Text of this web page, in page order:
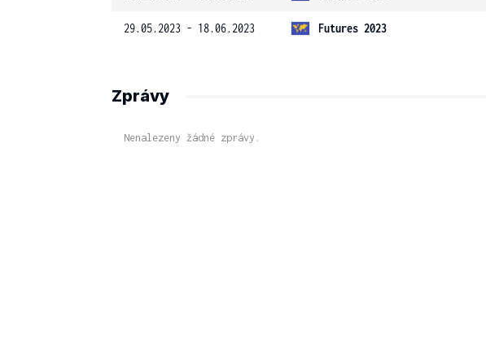
29.05.2023 - 18.06.2023 Futures 2023
Zprávy
Nenalezeny žádné zprávy.